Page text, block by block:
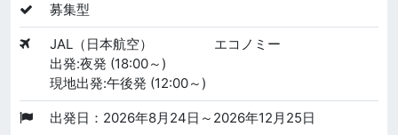
募集型
JAL（日本航空）
エコノミー
出発:夜発 (18:00～)
現地出発:午後発 (12:00～)
出発日：2026年8月24日～2026年12月25日